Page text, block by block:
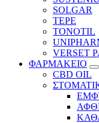
SOLGAR
TEPE
TONOTIL
VERSET
ΦΑΡΜΑΚΕΙΟ
CBD OIL